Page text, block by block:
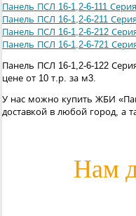
Панель ПСЛ 16-1,2-6-111
Панель ПСЛ 16-1,2-6-211
Панель ПСЛ 16-1,2-6-212
Панель ПСЛ 16-1,2-6-721
Панель ПСЛ 16-1,2-6-122
цене от 10 т.р. за м3.
У нас можно купить ЖБИ
доставкой в любой город, а
Нам